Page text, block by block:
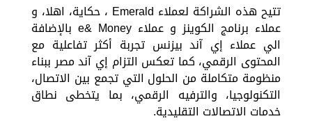
تتيح هذه الشراكة لعملاء Emerald ، حكاية، اهلا، و
عملاء برنامج الكوينز و عملاء e& Money بالإضافة
الي عملاء إي آند بيزنس تجربة أكثر تفاعلية مع
المحتوى الرقمي، كما تعكس التزام إي آند مصر ببناء
منظومة متكاملة من الحلول التي تجمع بين الاتصال،
التكنولوجيا، والترفيه الرقمي، بما يتخطى نطاق
خدمات الاتصالات التقليدية.